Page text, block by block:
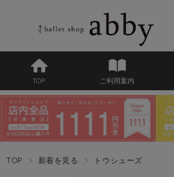
TOP ご利用案内
TOP 新着を見る トウシューズ